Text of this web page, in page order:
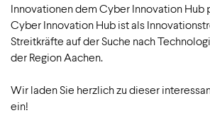
Innovationen dem Cyber Innovation Hub
Cyber Innovation Hub ist als
Streitkräfte auf der Suche nach
der Region Aachen.
Wir laden Sie herzlich zu dieser
ein!